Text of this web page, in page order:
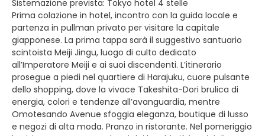
Sistemazione prevista: Tokyo hotel 4 stelle
Prima colazione in hotel, incontro con la guida locale e
partenza in pullman privato per visitare la capitale
giapponese. La prima tappa sarà il suggestivo santuario
scintoista Meiji Jingu, luogo di culto dedicato
all’Imperatore Meiji e ai suoi discendenti. L’itinerario
prosegue a piedi nel quartiere di Harajuku, cuore pulsante
dello shopping, dove la vivace Takeshita-Dori brulica di
energia, colori e tendenze all’avanguardia, mentre
Omotesando Avenue sfoggia eleganza, boutique di lusso
e negozi di alta moda. Pranzo in ristorante. Nel pomeriggio